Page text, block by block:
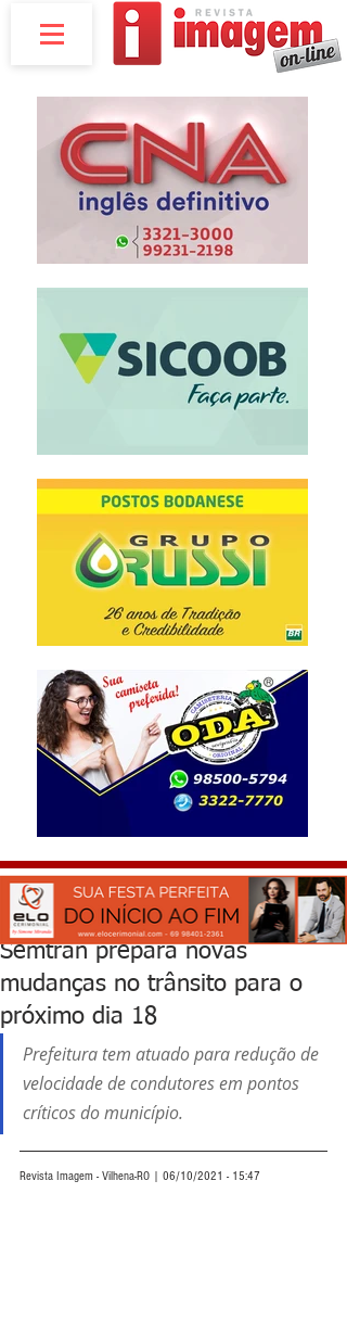
Semtran prepara novas
mudanças no trânsito para o
próximo dia 18
Prefeitura tem atuado para redução de
velocidade de condutores em pontos
críticos do município.
Revista Imagem - Vilhena-RO | 06/10/2021 - 15:47